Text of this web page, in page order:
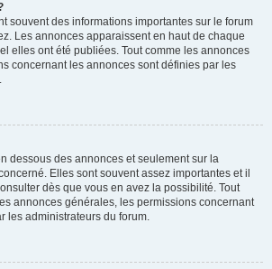
souvent des informations importantes sur le forum
Les annonces apparaissent en haut de chaque
elles ont été publiées. Tout comme les annonces
concernant les annonces sont définies par les
dessous des annonces et seulement sur la
Elles sont souvent assez importantes et il
dès que vous en avez la possibilité. Tout
annonces générales, les permissions concernant
les administrateurs du forum.